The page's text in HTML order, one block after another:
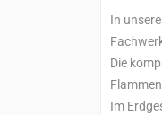
In
Die
Im